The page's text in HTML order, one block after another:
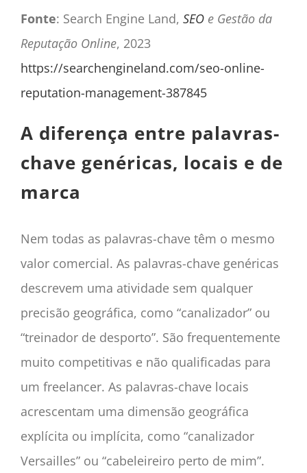
Fonte: Search Engine Land, SEOe Gestão da
Reputação Online, 2023
https://searchengineland.com/seo-online-
reputation-management-387845
A diferença entre palavras-
chave genéricas, locais e de
marca
Nem todas as palavras-chave têm o mesmo
valor comercial. As palavras-chave genéricas
descrevem uma atividade sem qualquer
precisão geográfica, como “canalizador” ou
“treinador de desporto”. São frequentemente
muito competitivas e não qualificadas para
um freelancer. As palavras-chave locais
acrescentam uma dimensão geográfica
explícita ou implícita, como “canalizador
Versailles” ou “cabeleireiro perto de mim”.